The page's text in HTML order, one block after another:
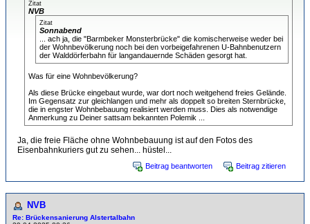
Zitat
NVB
Zitat
Sonnabend
... ach ja, die "Barmbeker Monsterbrücke" die komischerweise weder bei
der Wohnbevölkerung noch bei den vorbeigefahrenen U-Bahnbenutzern
der Walddörferbahn für langandauernde Schäden gesorgt hat.
Was für eine Wohnbevölkerung?
Als diese Brücke eingebaut wurde, war dort noch weitgehend freies Gelände.
Im Gegensatz zur gleichlangen und mehr als doppelt so breiten Sternbrücke,
die in engster Wohnbebauung realisiert werden muss. Dies als notwendige
Anmerkung zu Deiner sattsam bekannten Polemik ...
Ja, die freie Fläche ohne Wohnbebauung ist auf den Fotos des
Eisenbahnkuriers gut zu sehen... hüstel...
Beitrag beantworten Beitrag zitieren
NVB
Re: Brückensanierung Alstertalbahn